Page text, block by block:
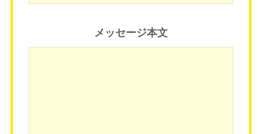
メッセージ本文